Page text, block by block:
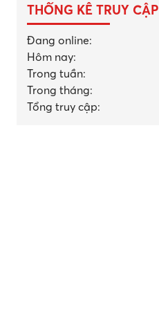
THỐNG KÊ TRUY CẬP
Đang online:
Hôm nay:
Trong tuần:
Trong tháng:
Tổng truy cập: